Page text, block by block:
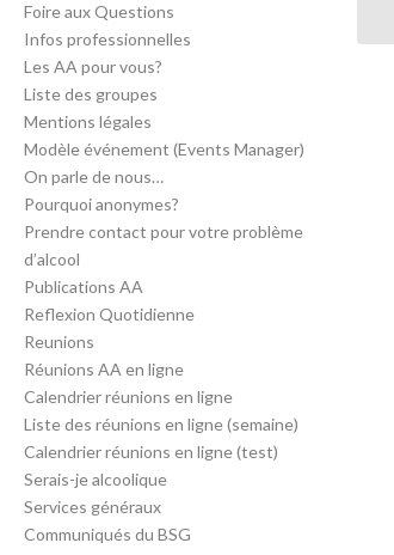
Foire aux Questions
Infos professionnelles
Les AA pour vous?
Liste des groupes
Mentions légales
Modèle événement (Events Manager)
On parle de nous…
Pourquoi anonymes?
Prendre contact pour votre problème
d’alcool
Publications AA
Reflexion Quotidienne
Reunions
Réunions AA en ligne
Calendrier réunions en ligne
Liste des réunions en ligne (semaine)
Calendrier réunions en ligne (test)
Serais-je alcoolique
Services généraux
Communiqués du BSG